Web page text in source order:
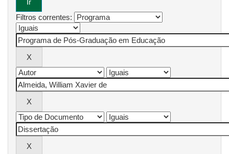
Filtros correntes: